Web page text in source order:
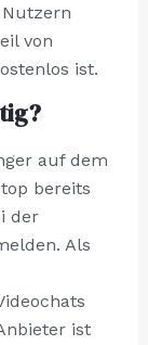
von
ist.
auf dem
bereits
der
Als
ist